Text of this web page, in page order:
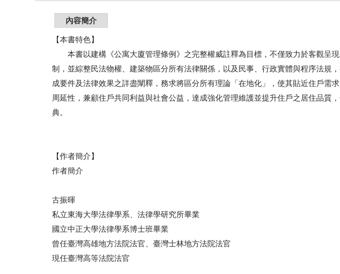
內容簡介
【本書特色】
本書以建構《公寓大廈管理條例》之完整權威註釋為目標，不僅致力於客觀呈
制，並綜整民法物權、建築物區分所有法律關係，以及民事、行政實體與程序法規
成要件及法律效果之詳盡闡釋，務求將區分所有理論「在地化」，使其貼近住戶需
周延性，兼顧住戶共同利益與社會公益，達成強化管理維護並提升住戶之居住品質
典。
【作者簡介】
作者簡介
古振暉
私立東海大學法律學系、法律學研究所畢業
國立中正大學法律學系博士班畢業
曾任臺灣高雄地方法院法官、臺灣士林地方法院法官
現任臺灣高等法院法官